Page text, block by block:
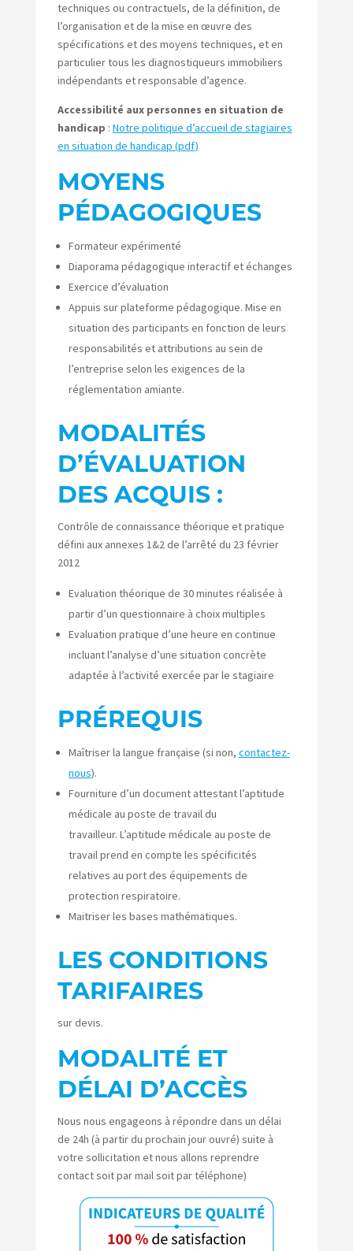
techniques ou contractuels, de la définition, de
l’organisation et de la mise en œuvre des
spécifications et des moyens techniques, et en
particulier tous les diagnostiqueurs immobiliers
indépendants et responsable d’agence.
Accessibilité aux personnes en situation de
handicap : Notre politique d’accueil de stagiaires
en situation de handicap (pdf)
MOYENS
PÉDAGOGIQUES
Formateur expérimenté
Diaporama pédagogique interactif et échanges
Exercice d’évaluation
Appuis sur plateforme pédagogique. Mise en
situation des participants en fonction de leurs
responsabilités et attributions au sein de
l’entreprise selon les exigences de la
réglementation amiante.
MODALITÉS
D’ÉVALUATION
DES ACQUIS :
Contrôle de connaissance théorique et pratique
défini aux annexes 1&2 de l’arrêté du 23 février
2012
Evaluation théorique de 30 minutes réalisée à
partir d’un questionnaire à choix multiples
Evaluation pratique d’une heure en continue
incluant l’analyse d’une situation concrète
adaptée à l’activité exercée par le stagiaire
PRÉREQUIS
Maîtriser la langue française (si non, contactez-
nous).
Fourniture d’un document attestant l’aptitude
médicale au poste de travail du
travailleur. L’aptitude médicale au poste de
travail prend en compte les spécificités
relatives au port des équipements de
protection respiratoire.
Maitriser les bases mathématiques.
LES CONDITIONS
TARIFAIRES
sur devis.
MODALITÉ ET
DÉLAI D’ACCÈS
Nous nous engageons à répondre dans un délai
de 24h (à partir du prochain jour ouvré) suite à
votre sollicitation et nous allons reprendre
contact soit par mail soit par téléphone)